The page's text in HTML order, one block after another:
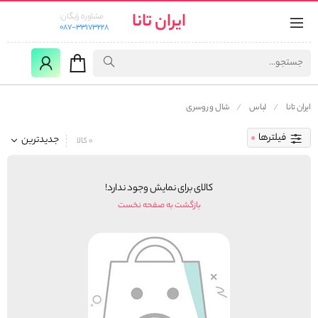
ایران تانا
مشاوره رایگان:
087-33173228
ایران تانا لباس شال و روسری
فیلترها جدیدترین 0 کالا
کالای برای نمایش وجود ندارد!
بازگشت به صفحه نخست